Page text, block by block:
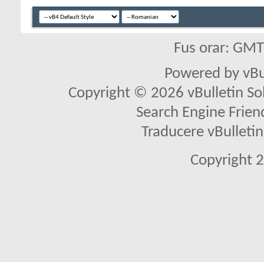
Fus orar:
Powered by
Copyright © 2026 vBulletin
Search Engine
Traducere
Copyright